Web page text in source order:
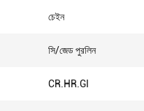
চেইন
সি/জেড পুরলিন
CR.HR.GI